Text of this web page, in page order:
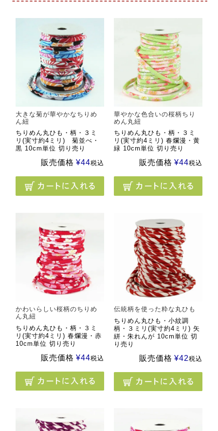
大きな菊が華やかなちりめ
ん紐
ちりめん丸ひも・柄・３ミ
リ(実寸約4ミリ) 菊並べ・
黒 10cm単位 切り売り
販売価格 ¥44税込
華やかな色合いの桜柄ちり
めん丸紐
ちりめん丸ひも・柄・３ミ
リ(実寸約4ミリ) 春爛漫・黄
緑 10cm単位 切り売り
販売価格 ¥44税込
かわいらしい桜柄のちりめ
ん丸紐
ちりめん丸ひも・柄・３ミ
リ(実寸約4ミリ) 春爛漫・赤
10cm単位 切り売り
販売価格 ¥44税込
伝統柄を使った粋な丸ひも
ちりめん丸ひも・小紋調
柄・３ミリ(実寸約4ミリ) 矢
絣・朱れんが 10cm単位 切
り売り
販売価格 ¥42税込